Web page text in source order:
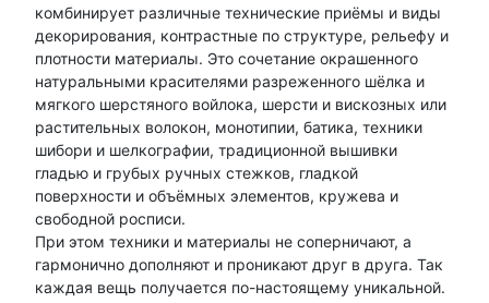
комбинирует различные технические приёмы и виды
декорирования, контрастные по структуре, рельефу и
плотности материалы. Это сочетание окрашенного
натуральными красителями разреженного шёлка и
мягкого шерстяного войлока, шерсти и вискозных или
растительных волокон, монотипии, батика, техники
шибори и шелкографии, традиционной вышивки
гладью и грубых ручных стежков, гладкой
поверхности и объёмных элементов, кружева и
свободной росписи.
При этом техники и материалы не соперничают, а
гармонично дополняют и проникают друг в друга. Так
каждая вещь получается по-настоящему уникальной.